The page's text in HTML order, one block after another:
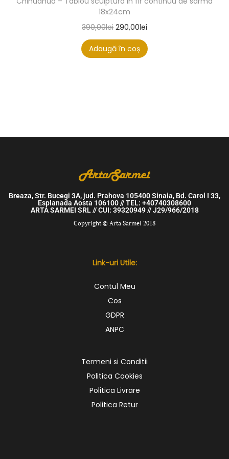
18x24cm
390,00lei 290,00lei
Adaugă în coș
Breaza, Str. Bucegi 3A, jud. Prahova 105400 Sinaia, Bd. Carol I 33,
Esplanada Aosta 106100 // TEL: +40740308600
ARTA SARMEI SRL // CUI: 39320949 // J29/966/2018
Copyright © Arta Sarmei 2018
Link-uri Utile:
Contul Meu
Cos
GDPR
ANPC
Termeni si Conditii
Politica Cookies
Politica Livrare
Politica Retur